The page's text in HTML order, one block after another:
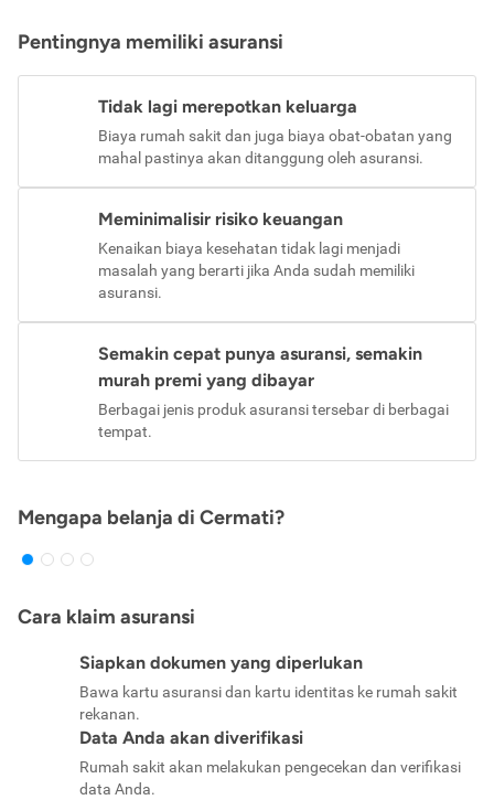
Pentingnya memiliki asuransi
Tidak lagi merepotkan keluarga
Biaya rumah sakit dan juga biaya obat-obatan yang
mahal pastinya akan ditanggung oleh asuransi.
Meminimalisir risiko keuangan
Kenaikan biaya kesehatan tidak lagi menjadi
masalah yang berarti jika Anda sudah memiliki
asuransi.
Semakin cepat punya asuransi, semakin
murah premi yang dibayar
Berbagai jenis produk asuransi tersebar di berbagai
tempat.
Mengapa belanja di Cermati?
Cara klaim asuransi
Siapkan dokumen yang diperlukan
Bawa kartu asuransi dan kartu identitas ke rumah sakit
rekanan.
Data Anda akan diverifikasi
Rumah sakit akan melakukan pengecekan dan verifikasi
data Anda.